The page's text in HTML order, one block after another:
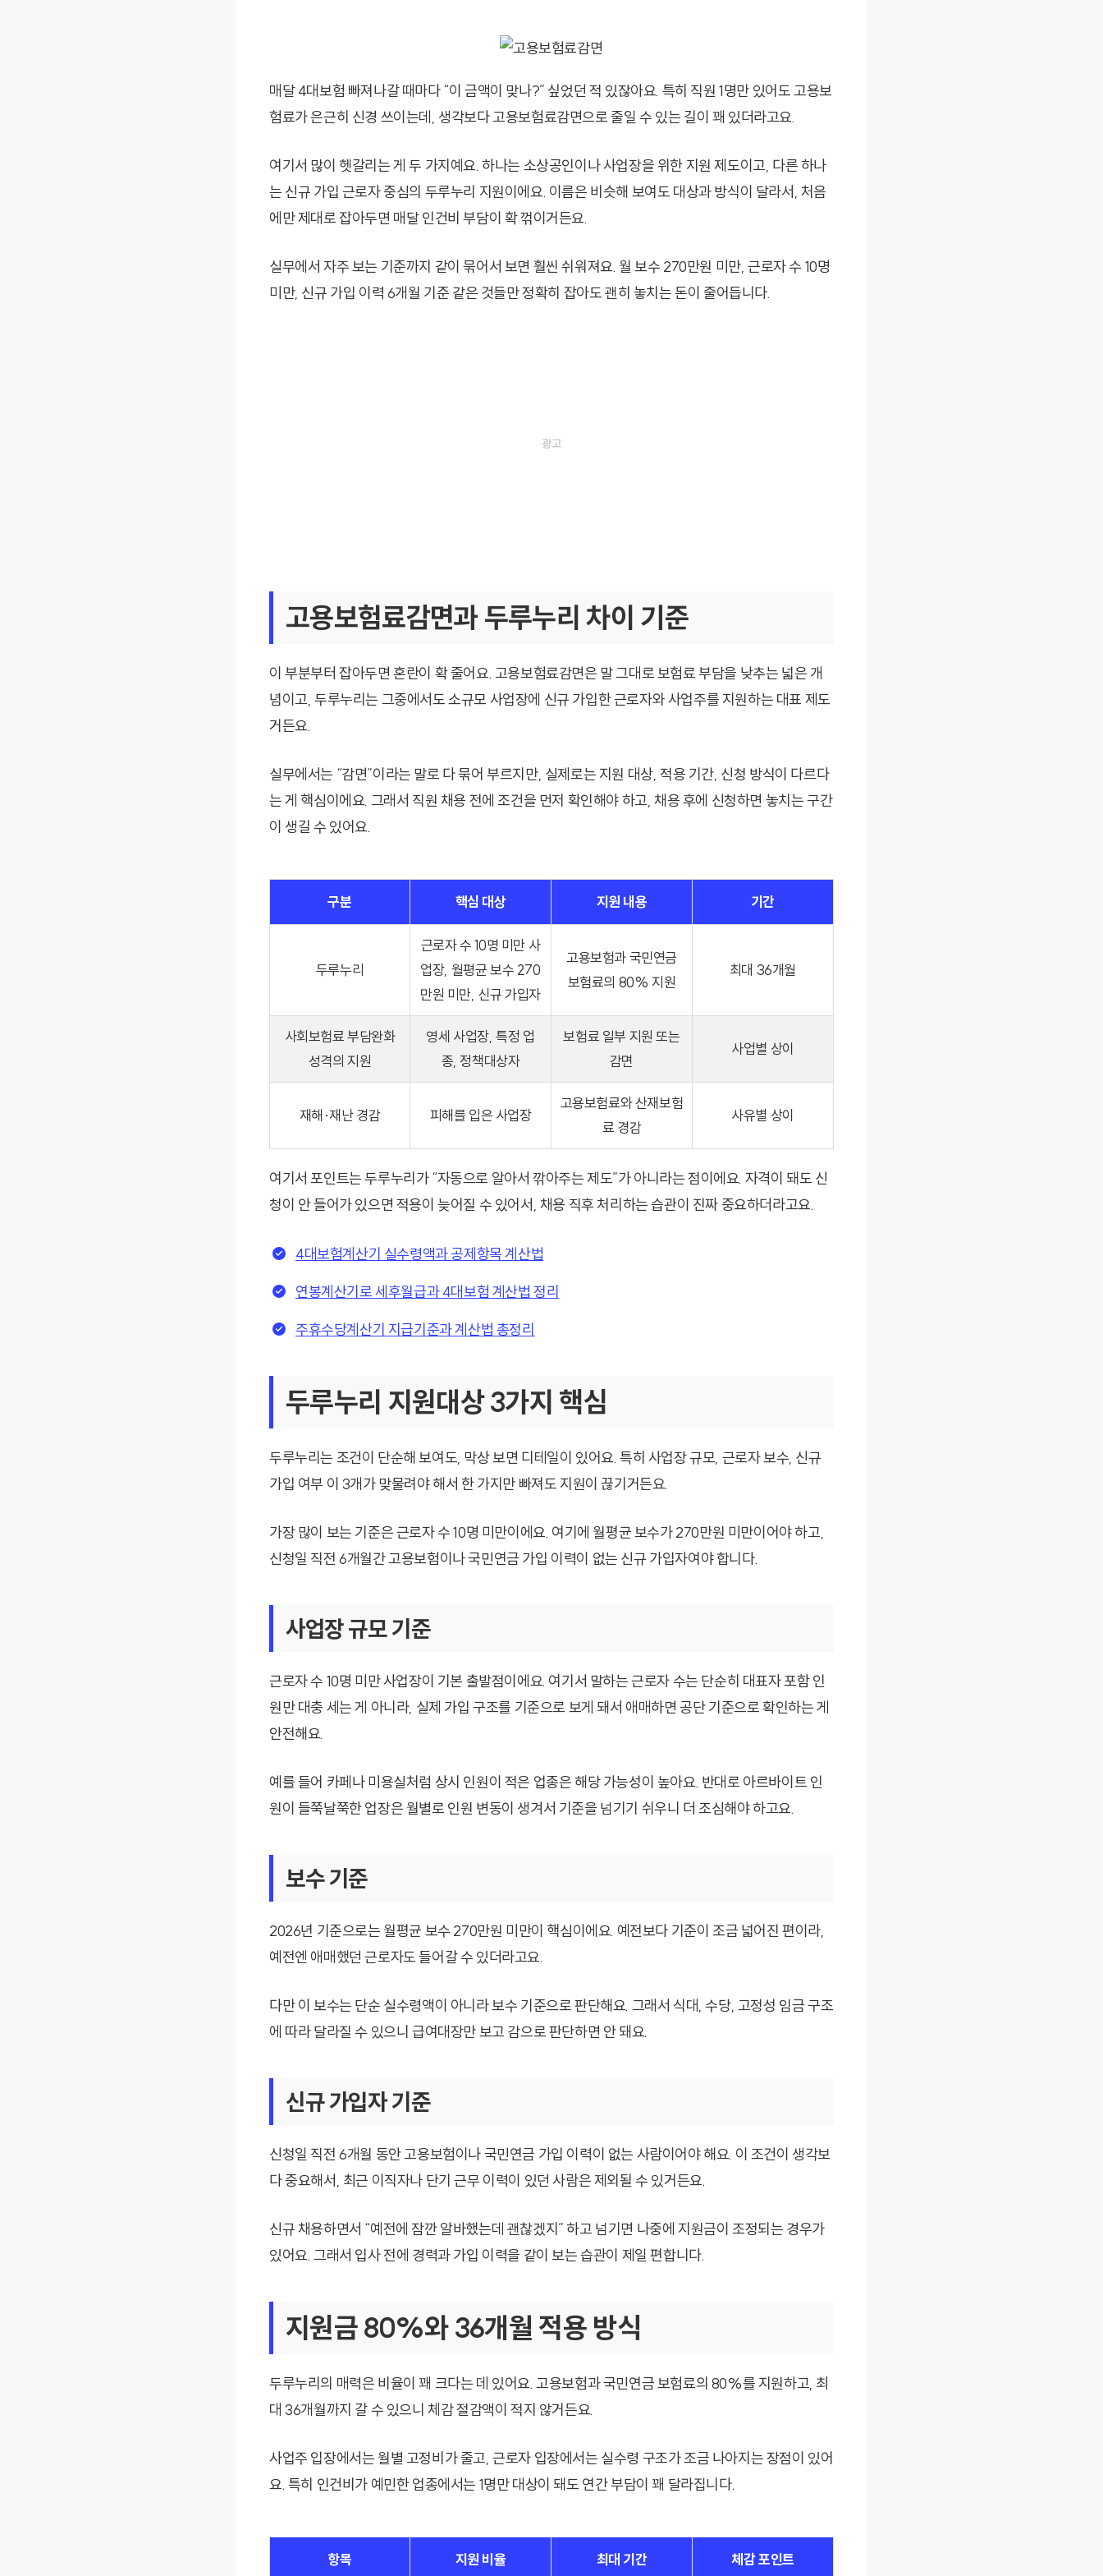
매달 4대보험 빠져나갈 때마다 “이 금액이 맞나?” 싶었던 적 있잖아요. 특히 직원 1명만 있어도 고용보
험료가 은근히 신경 쓰이는데, 생각보다 고용보험료감면으로 줄일 수 있는 길이 꽤 있더라고요.
여기서 많이 헷갈리는 게 두 가지예요. 하나는 소상공인이나 사업장을 위한 지원 제도이고, 다른 하나
는 신규 가입 근로자 중심의 두루누리 지원이에요. 이름은 비슷해 보여도 대상과 방식이 달라서, 처음
에만 제대로 잡아두면 매달 인건비 부담이 확 꺾이거든요.
실무에서 자주 보는 기준까지 같이 묶어서 보면 훨씬 쉬워져요. 월 보수 270만원 미만, 근로자 수 10명
미만, 신규 가입 이력 6개월 기준 같은 것들만 정확히 잡아도 괜히 놓치는 돈이 줄어듭니다.
고용보험료감면과 두루누리 차이 기준
이 부분부터 잡아두면 혼란이 확 줄어요. 고용보험료감면은 말 그대로 보험료 부담을 낮추는 넓은 개
념이고, 두루누리는 그중에서도 소규모 사업장에 신규 가입한 근로자와 사업주를 지원하는 대표 제도
거든요.
실무에서는 “감면”이라는 말로 다 묶어 부르지만, 실제로는 지원 대상, 적용 기간, 신청 방식이 다르다
는 게 핵심이에요. 그래서 직원 채용 전에 조건을 먼저 확인해야 하고, 채용 후에 신청하면 놓치는 구간
이 생길 수 있어요.
구분 핵심 대상 지원 내용 기간
두루누리
근로자 수 10명 미만 사
업장, 월평균 보수 270
만원 미만, 신규 가입자
고용보험과 국민연금
보험료의 80% 지원
최대 36개월
사회보험료 부담완화
성격의 지원
영세 사업장, 특정 업
종, 정책대상자
보험료 일부 지원 또는
감면
사업별 상이
재해·재난 경감 피해를 입은 사업장
고용보험료와 산재보험
료 경감
사유별 상이
여기서 포인트는 두루누리가 “자동으로 알아서 깎아주는 제도”가 아니라는 점이에요. 자격이 돼도 신
청이 안 들어가 있으면 적용이 늦어질 수 있어서, 채용 직후 처리하는 습관이 진짜 중요하더라고요.
4대보험계산기 실수령액과 공제항목 계산법
연봉계산기로 세후월급과 4대보험 계산법 정리
주휴수당계산기 지급기준과 계산법 총정리
두루누리 지원대상 3가지 핵심
두루누리는 조건이 단순해 보여도, 막상 보면 디테일이 있어요. 특히 사업장 규모, 근로자 보수, 신규
가입 여부 이 3개가 맞물려야 해서 한 가지만 빠져도 지원이 끊기거든요.
가장 많이 보는 기준은 근로자 수 10명 미만이에요. 여기에 월평균 보수가 270만원 미만이어야 하고,
신청일 직전 6개월간 고용보험이나 국민연금 가입 이력이 없는 신규 가입자여야 합니다.
사업장 규모 기준
근로자 수 10명 미만 사업장이 기본 출발점이에요. 여기서 말하는 근로자 수는 단순히 대표자 포함 인
원만 대충 세는 게 아니라, 실제 가입 구조를 기준으로 보게 돼서 애매하면 공단 기준으로 확인하는 게
안전해요.
예를 들어 카페나 미용실처럼 상시 인원이 적은 업종은 해당 가능성이 높아요. 반대로 아르바이트 인
원이 들쭉날쭉한 업장은 월별로 인원 변동이 생겨서 기준을 넘기기 쉬우니 더 조심해야 하고요.
보수 기준
2026년 기준으로는 월평균 보수 270만원 미만이 핵심이에요. 예전보다 기준이 조금 넓어진 편이라,
예전엔 애매했던 근로자도 들어갈 수 있더라고요.
다만 이 보수는 단순 실수령액이 아니라 보수 기준으로 판단해요. 그래서 식대, 수당, 고정성 임금 구조
에 따라 달라질 수 있으니 급여대장만 보고 감으로 판단하면 안 돼요.
신규 가입자 기준
신청일 직전 6개월 동안 고용보험이나 국민연금 가입 이력이 없는 사람이어야 해요. 이 조건이 생각보
다 중요해서, 최근 이직자나 단기 근무 이력이 있던 사람은 제외될 수 있거든요.
신규 채용하면서 “예전에 잠깐 알바했는데 괜찮겠지” 하고 넘기면 나중에 지원금이 조정되는 경우가
있어요. 그래서 입사 전에 경력과 가입 이력을 같이 보는 습관이 제일 편합니다.
지원금 80%와 36개월 적용 방식
두루누리의 매력은 비율이 꽤 크다는 데 있어요. 고용보험과 국민연금 보험료의 80%를 지원하고, 최
대 36개월까지 갈 수 있으니 체감 절감액이 적지 않거든요.
사업주 입장에서는 월별 고정비가 줄고, 근로자 입장에서는 실수령 구조가 조금 나아지는 장점이 있어
요. 특히 인건비가 예민한 업종에서는 1명만 대상이 돼도 연간 부담이 꽤 달라집니다.
항목 지원 비율 최대 기간 체감 포인트